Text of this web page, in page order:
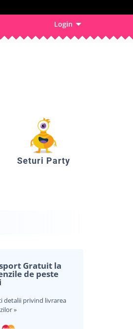
Login
Seturi Party
Gratuit la
de peste
detalii privind livrarea
»